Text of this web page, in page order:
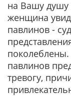
на Вашу душу
женщина
павлинов -
павлинов
тревогу,